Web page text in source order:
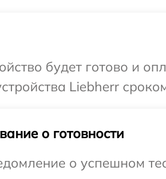
будет готово и
Liebherr
о готовности
о успешном